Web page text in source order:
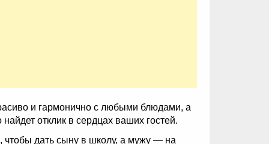
и гармонично с любыми блюдами, а
отклик в сердцах ваших гостей.
чтобы дать сыну в школу, а мужу — на